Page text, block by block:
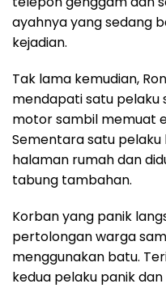
ayahnya yang sedang
kejadian.
Tak lama kemudian,
mendapati satu pelaku
motor sambil memuat
Sementara satu
halaman rumah dan
tabung tambahan.
Korban yang panik
pertolongan warga
menggunakan batu.
kedua pelaku panik